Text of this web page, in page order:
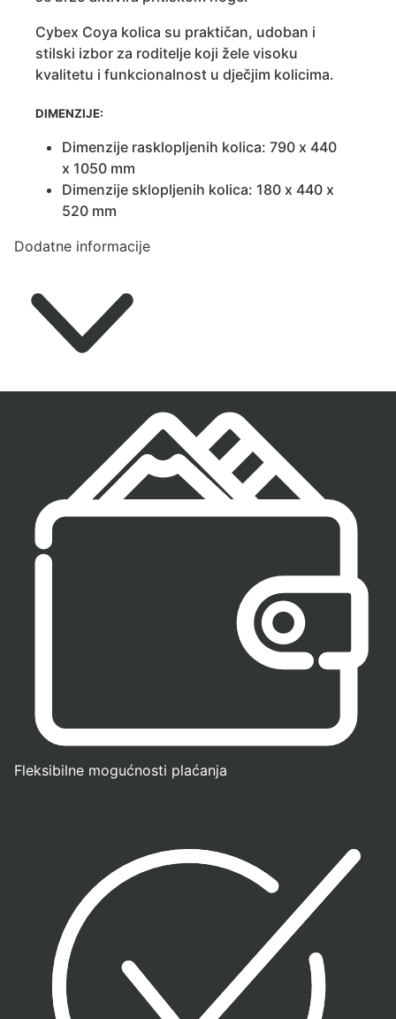
Cybex Coya kolica su praktičan, udoban i
stilski izbor za roditelje koji žele visoku
kvalitetu i funkcionalnost u dječjim kolicima.
DIMENZIJE:
Dimenzije rasklopljenih kolica: 790 x 440
x 1050 mm
Dimenzije sklopljenih kolica: 180 x 440 x
520 mm
Dodatne informacije
Fleksibilne mogućnosti plaćanja